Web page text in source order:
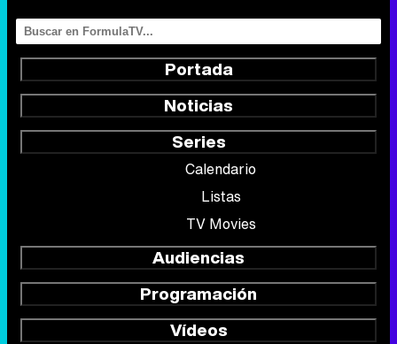
Portada
Noticias
Series
Calendario
Listas
TV Movies
Audiencias
Programación
Vídeos